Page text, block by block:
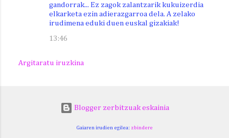
gandorrak... Ez zagok zalantzarik kukuizerdia
elkarketa ezin adierazgarroa dela. A zelako
irudimena eduki duen euskal gizakiak!
13:46
Argitaratu iruzkina
Blogger zerbitzuak eskainia
Gaiaren irudien egilea: zbindere